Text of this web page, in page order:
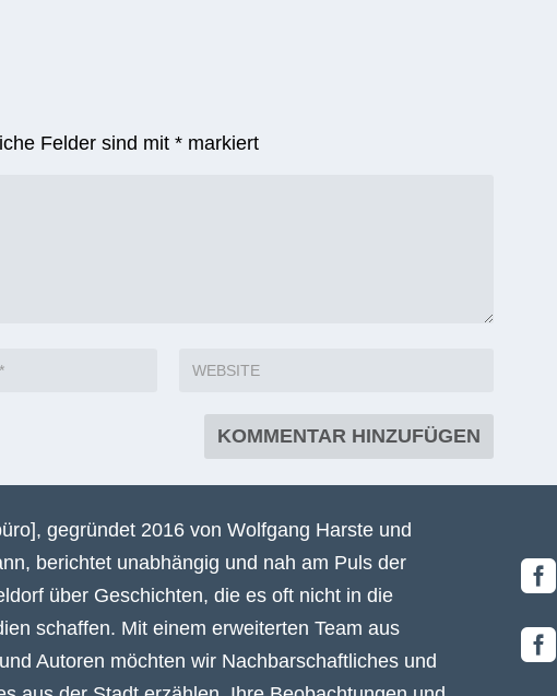
Felder sind mit* markiert
gegründet 2016 von Wolfgang Harste und
berichtet unabhängig und nah am Puls der
über Geschichten, die es oft nicht in die
schaffen. Mit einem erweiterten Team aus
Autoren möchten wir Nachbarschaftliches und

